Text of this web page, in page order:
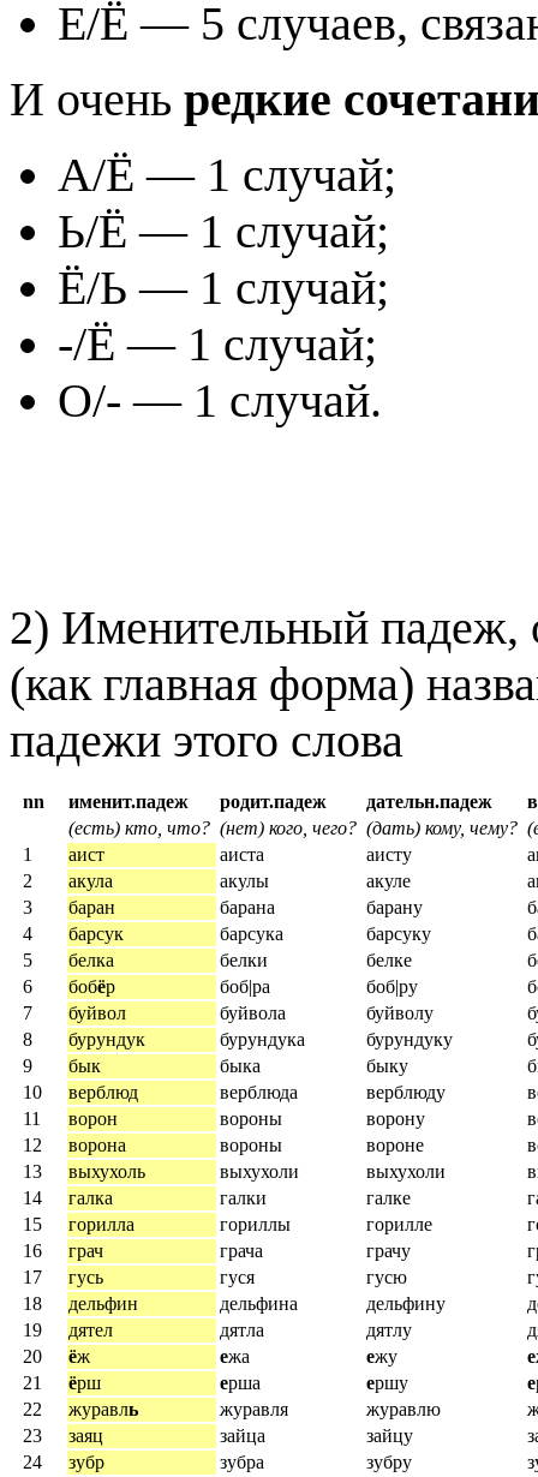
Е/Ё — 5 случаев,
И очень редкие
А/Ё — 1 случай;
Ь/Ё — 1 случай;
Ё/Ь — 1 случай;
-/Ё — 1 случай;
О/- — 1 случай.
2) Именительный падеж,
(как главная форма)
падежи этого слова
nn именит.падеж родит.падеж дательн.падеж
(есть) кто, что? (нет) кого, чего? (дать) кому, чему?
1
аист аиста аисту
2
акула акулы акуле
3
баран барана барану
4
барсук барсука барсуку
5
белка белки белке
6
бобёр боб|ра боб|ру
7
буйвол буйвола буйволу
8
бурундук бурундука бурундуку
9
бык быка быку
10
верблюд верблюда верблюду
11
ворон вороны ворону
12
ворона вороны вороне
13
выхухоль выхухоли выхухоли
14
галка галки галке
15
горилла гориллы горилле
16
грач грача грачу
17
гусь гуся гусю
18
дельфин дельфина дельфину
19
дятел дятла дятлу
20
ёж ежа ежу е
21
ёрш ерша ершу е
22
журавль журавля журавлю
23
заяц зайца зайцу
24
зубр зубра зубру